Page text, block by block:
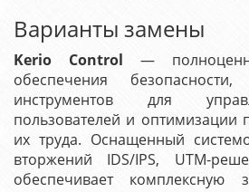
Варианты замены
Kerio Control —
обеспечения
инструментов для
пользователей и оптимизации
их труда. Оснащенный
вторжений IDS/IPS, UTM-
обеспечивает комплексную